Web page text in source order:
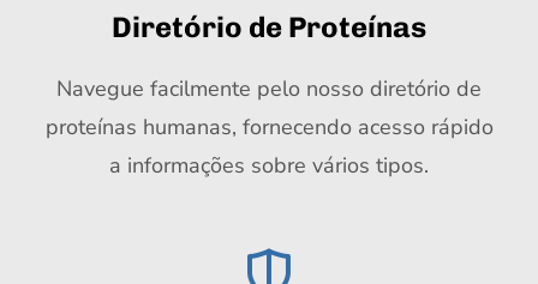
Diretório de Proteínas
Navegue facilmente pelo nosso diretório de
proteínas humanas, fornecendo acesso rápido
a informações sobre vários tipos.